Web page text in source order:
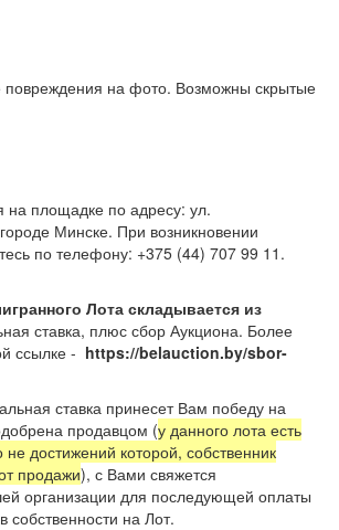
на фото. Возможны скрытые
на площадке по адресу: ул.
Минске. При возникновении
по телефону: +375 (44) 707 99 11.
Лота складывается из
ставка, плюс сбор Аукциона. Более
ссылке - https://belauction.by/sbor-
ставка принесет Вам победу на
продавцом (у данного лота есть
достижений которой, собственник
продажи), с Вами свяжется
организации для последующей оплаты
на Лот.